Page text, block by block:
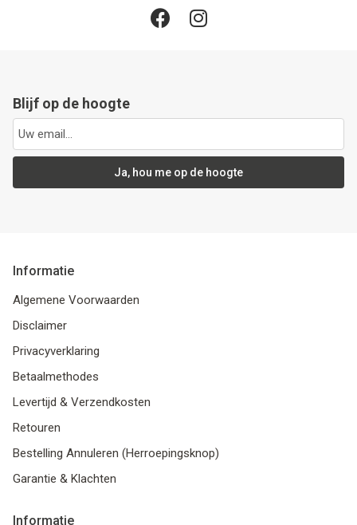
Blijf op de hoogte
Ja, hou me op de hoogte
Informatie
Algemene Voorwaarden
Disclaimer
Privacyverklaring
Betaalmethodes
Levertijd & Verzendkosten
Retouren
Bestelling Annuleren (Herroepingsknop)
Garantie & Klachten
Informatie